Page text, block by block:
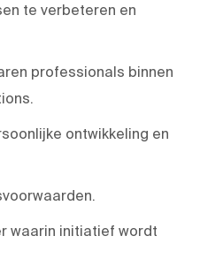
te verbeteren en
professionals binnen
ontwikkeling en
waarin initiatief wordt